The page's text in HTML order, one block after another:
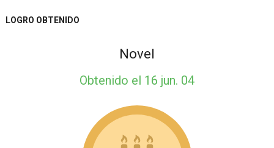
LOGRO OBTENIDO
Novel
Obtenido el 16 jun. 04